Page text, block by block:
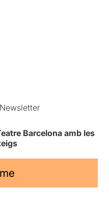
Barcelona amb les